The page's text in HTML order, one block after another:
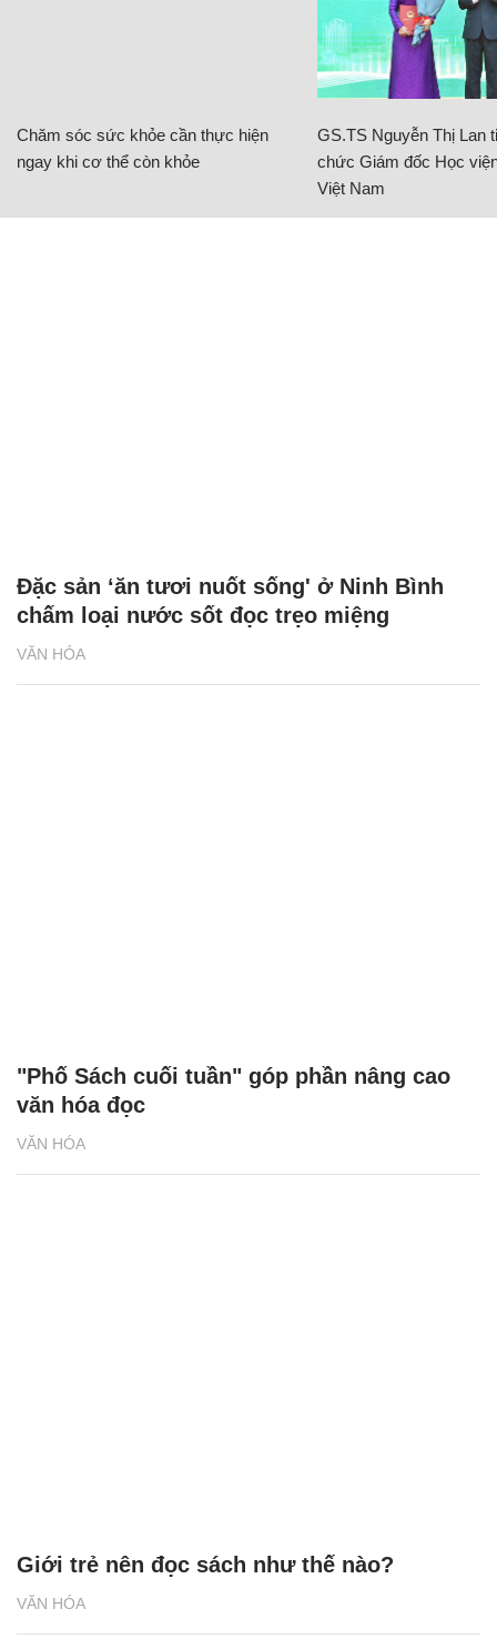
Chăm sóc sức khỏe cần thực hiện
ngay khi cơ thể còn khỏe
GS.TS Nguyễn Thị Lan
chức Giám đốc Học
Việt Nam
VĂN HÓA
Đặc sản ‘ăn tươi nuốt sống' ở Ninh Bình
chấm loại nước sốt đọc trẹo miệng
VĂN HÓA
"Phố Sách cuối tuần" góp phần nâng cao
văn hóa đọc
VĂN HÓA
Giới trẻ nên đọc sách như thế nào?